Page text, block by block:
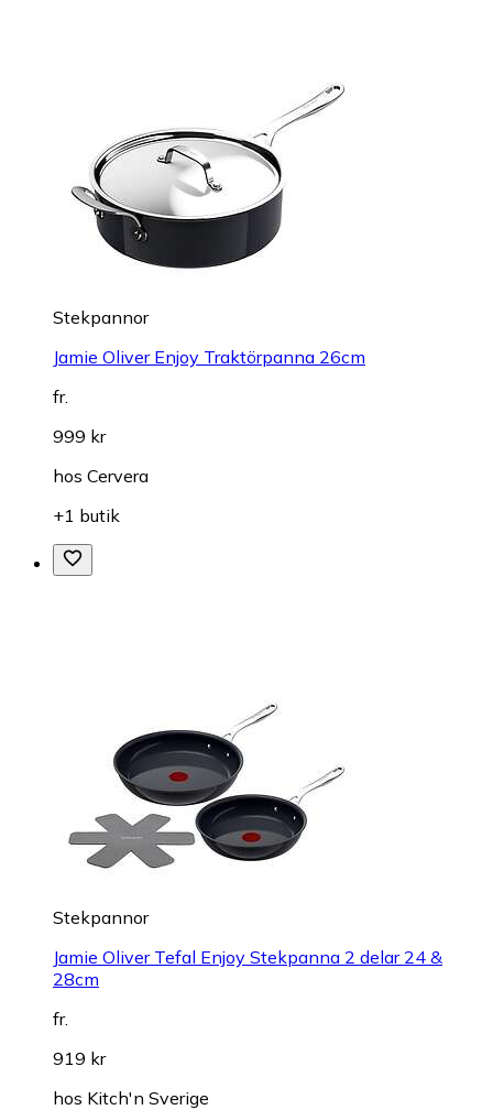
Stekpannor
Jamie Oliver Enjoy Traktörpanna 26cm
fr.
999 kr
hos Cervera
+1 butik
Stekpannor
Jamie Oliver Tefal Enjoy Stekpanna 2 delar 24 &
28cm
fr.
919 kr
hos Kitch'n Sverige